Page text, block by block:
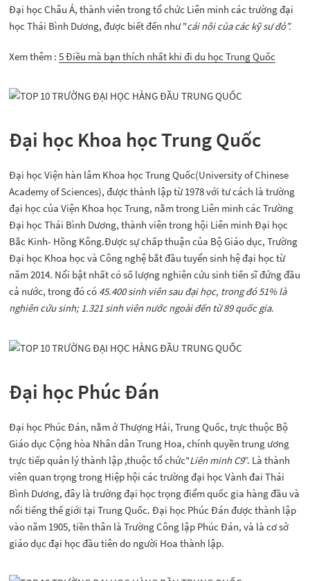
Đại học Châu Á, thành viên trong tổ chức Liên minh các trường đại
học Thái Bình Dương, được biết đến như "cái nôi của các kỹ sư đỏ”.
Xem thêm : 5 Điều mà bạn thích nhất khi đi du học Trung Quốc
Đại học Khoa học Trung Quốc
Đại học Viện hàn lâm Khoa học Trung Quốc(University of Chinese
Academy of Sciences), được thành lập từ 1978 với tư cách là trường
đại học của Viện Khoa học Trung, nằm trong Liên minh các Trường
Đại học Thái Bình Dương, thành viên trong hội Liên minh Đại học
Bắc Kinh- Hồng Kông.Được sự chấp thuận của Bộ Giáo dục, Trường
Đại học Khoa học và Công nghệ bắt đầu tuyển sinh hệ đại học từ
năm 2014. Nổi bật nhất có số lượng nghiên cứu sinh tiến sĩ đứng đầu
cả nước, trong đó có 45.400 sinh viên sau đại học, trong đó 51% là
nghiên cứu sinh; 1.321 sinh viên nước ngoài đến từ 89 quốc gia.
Đại học Phúc Đán
Đại học Phúc Đán, nằm ở Thượng Hải, Trung Quốc, trực thuộc Bộ
Giáo dục Cộng hòa Nhân dân Trung Hoa, chính quyền trung ương
trực tiếp quản lý thành lập ,thuộc tổ chức"Liên minh C9”. Là thành
viên quan trọng trong Hiệp hội các trường đại học Vành đai Thái
Bình Dương, đây là trường đại học trọng điểm quốc gia hàng đầu và
nổi tiếng thế giới tại Trung Quốc. Đại học Phúc Đán được thành lập
vào năm 1905, tiền thân là Trường Công lập Phúc Đán, và là cơ sở
giáo dục đại học đầu tiên do người Hoa thành lập.